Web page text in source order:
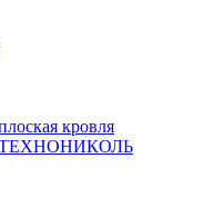
кровля